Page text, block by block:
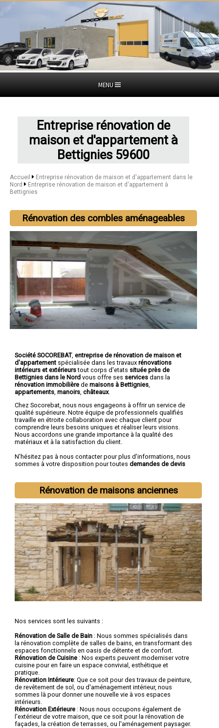
MENU
Entreprise rénovation de
maison et d'appartement à
Bettignies 59600
Accueil
Entreprise rénovation de maison et d'appartement dans le
Nord
Entreprise rénovation de maison et d'appartement à
Bettignies
Rénovation des combles aménageables
Société SOCOREBAT, entreprise de rénovation de maison et
d'appartement spécialisée dans les travaux rénovations
intérieurs et extérieurstout corps d'etats située près de
Bettignies dans le Nord vous offre ses services dans la
rénovation immobilière de maisons à Bettignies
appartements manoirs châteaux.
Chez Socorebat, nous nous engageons à offrir un service de
qualité supérieure. Notre équipe de professionnels qualifiés
travaille en étroite collaboration avec chaque client pour
comprendre leurs besoins uniques et réaliser leurs visions.
Nous accordons une grande importance à la qualité des
matériaux et à la satisfaction du client.
N'hésitez pas à nous contacter pour plus d'informations, nous
sommes à votre disposition pour toutes demandes de devis
Nous intervenons aussi dans les villes suivantes :
,Tourcoing,Dunkerque , Villeneuve-d'Ascq,
Valenciennes,Douai,Wattrelos,Marcq-en-Barœul,Maubeuge
Rénovation de maisons anciennes
Nos services sont les suivants :
Rénovation de Salle de Bain : Nous sommes spécialisés dans
la rénovation complète de salles de bains, en transformant des
espaces fonctionnels en oasis de détente et de confort.
Rénovation de Cuisine : Nos experts peuvent moderniser votre
cuisine pour en faire un espace convivial, esthétique et
pratique.
Rénovation Intérieure: Que ce soit pour des travaux de peinture,
de revêtement de sol, ou d'aménagement intérieur, nous
sommes là pour donner une nouvelle vie à vos espaces
intérieurs.
Rénovation Extérieure : Nous nous occupons également de
l'extérieur de votre maison, que ce soit pour la rénovation de
façades, la création de terrasses, ou l'aménagement paysager.